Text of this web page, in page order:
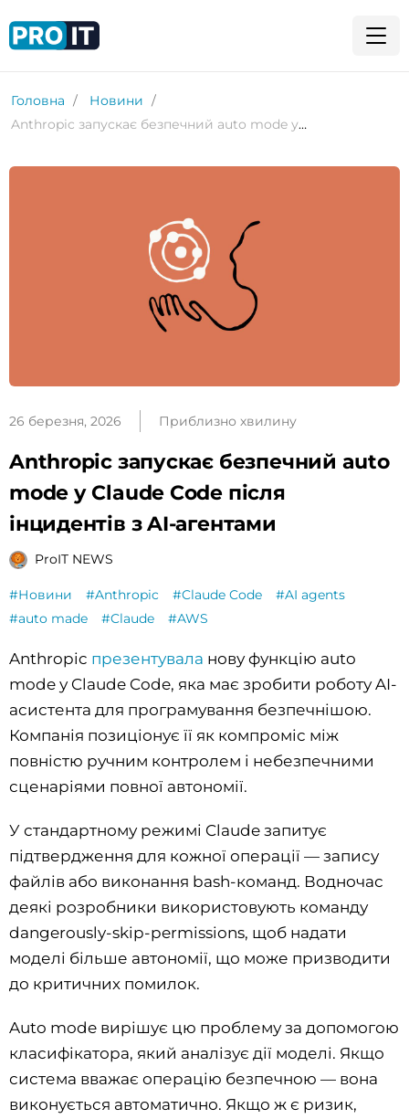
Головна
Новини
Anthropic запускає безпечний auto mode у Claude Code після інцидентів з AI-агентами
26 березня, 2026 Приблизно хвилину
Anthropic запускає безпечний auto
mode у Claude Code після
інцидентів з AI-агентами
ProIT NEWS
#Новини #Anthropic #Claude Code
#AI agents
#auto made
#Claude #AWS
Anthropic презентувала нову функцію auto
mode у Claude Code, яка має зробити роботу AI-
асистента для програмування безпечнішою.
Компанія позиціонує її як компроміс між
повністю ручним контролем і небезпечними
сценаріями повної автономії.
У стандартному режимі Claude запитує
підтвердження для кожної операції — запису
файлів або виконання bash-команд. Водночас
деякі розробники використовують команду
dangerously-skip-permissions, щоб надати
моделі більше автономії, що може призводити
до критичних помилок.
Auto mode вирішує цю проблему за допомогою
класифікатора, який аналізує дії моделі. Якщо
система вважає операцію безпечною — вона
виконується автоматично. Якщо ж є ризик,